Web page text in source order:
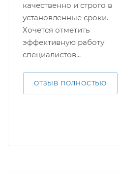
качественно и строго в
установленные сроки.
Хочется отметить
эффективную работу
специалистов...
ОТЗЫВ ПОЛНОСТЬЮ